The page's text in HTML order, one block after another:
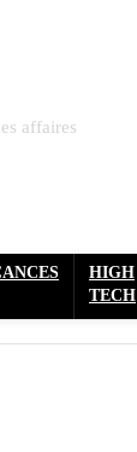
affaires
HIGH
TECH